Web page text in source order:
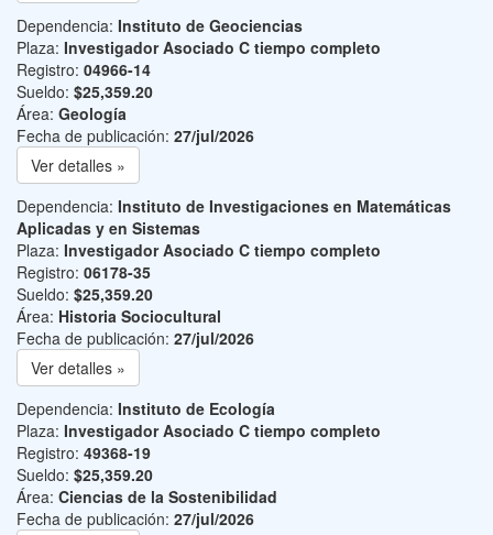
Dependencia: Instituto de Geociencias
Plaza: Investigador Asociado C tiempo completo
Registro: 04966-14
Sueldo: $25,359.20
Área: Geología
Fecha de publicación: 27/jul/2026
Ver detalles »
Dependencia: Instituto de Investigaciones en Matemáticas
Aplicadas y en Sistemas
Plaza: Investigador Asociado C tiempo completo
Registro: 06178-35
Sueldo: $25,359.20
Área: Historia Sociocultural
Fecha de publicación: 27/jul/2026
Ver detalles »
Dependencia: Instituto de Ecología
Plaza: Investigador Asociado C tiempo completo
Registro: 49368-19
Sueldo: $25,359.20
Área: Ciencias de la Sostenibilidad
Fecha de publicación: 27/jul/2026